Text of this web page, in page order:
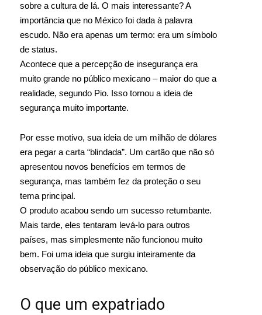
sobre a cultura de lá. O mais interessante? A
importância que no México foi dada à palavra
escudo. Não era apenas um termo: era um símbolo
de status.
Acontece que a percepção de insegurança era
muito grande no público mexicano – maior do que a
realidade, segundo Pio. Isso tornou a ideia de
segurança muito importante.
Por esse motivo, sua ideia de um milhão de dólares
era pegar a carta “blindada”. Um cartão que não só
apresentou novos benefícios em termos de
segurança, mas também fez da proteção o seu
tema principal.
O produto acabou sendo um sucesso retumbante.
Mais tarde, eles tentaram levá-lo para outros
países, mas simplesmente não funcionou muito
bem. Foi uma ideia que surgiu inteiramente da
observação do público mexicano.
O que um expatriado